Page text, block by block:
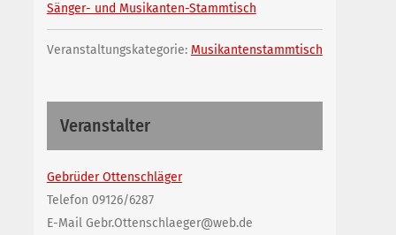
Sänger- und Musikanten-Stammtisch
Veranstaltungskategorie: Musikantenstammtisch
Veranstalter
Gebrüder Ottenschläger
Telefon 09126/6287
E-Mail Gebr.Ottenschlaeger@web.de